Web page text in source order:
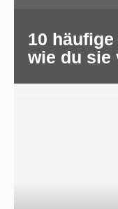
10
wie du sie